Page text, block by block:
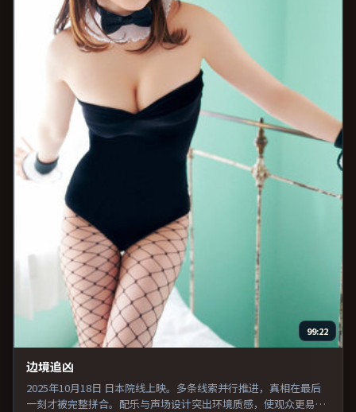
99:22
边境追凶
2025年10月18日 日本院线上映。多条线索并行推进，真相在最后
一刻才被完整拼合。配乐与声场设计突出环境质感，使观众更易沉